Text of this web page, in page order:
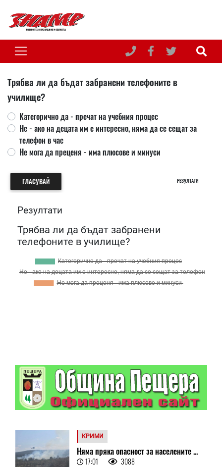
Трябва ли да бъдат забранени телефоните в
училище?
Категорично да - пречат на учебния процес
Не - ако на децата им е интересно, няма да се сещат за
телефон в час
Не мога да преценя - има плюсове и минуси
ГЛАСУВАЙ РЕЗУЛТАТИ
Резултати
Трябва ли да бъдат забранени
телефоните в училище?
КРИМИ
Няма пряка опасност за населените ...
17:01 3088